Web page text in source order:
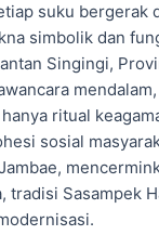
suku bergerak
simbolik dan
Singingi,
ritual
sosial
tradisi Sasampek